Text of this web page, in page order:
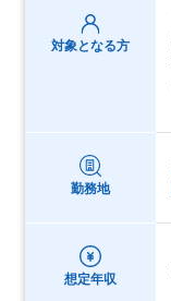
対象となる方
勤務地
想定年収